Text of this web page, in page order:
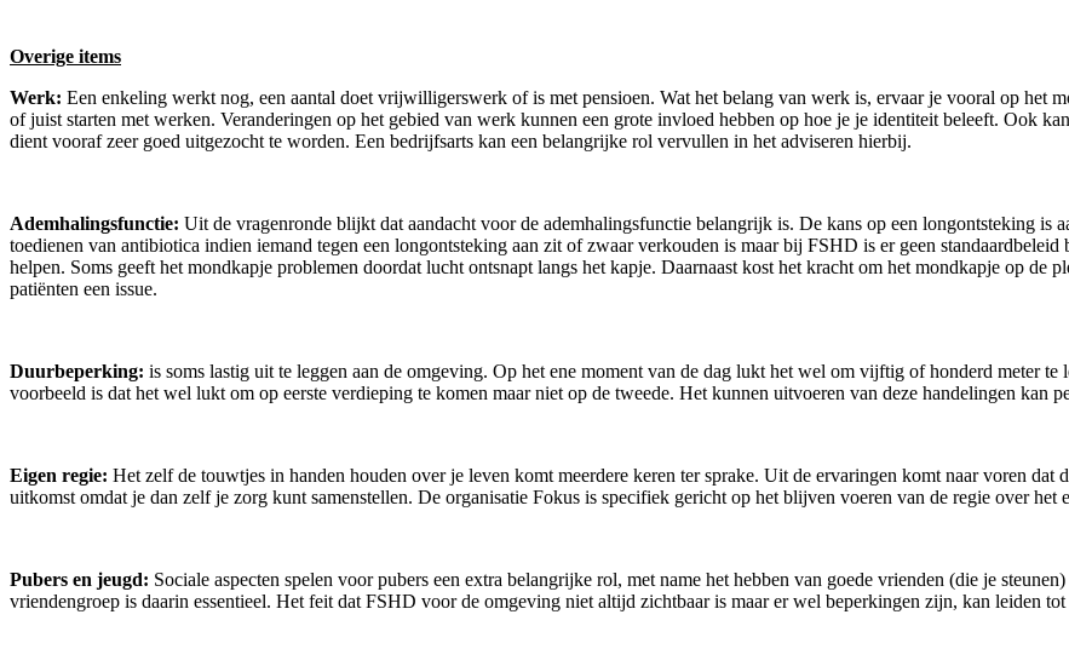
Overige items
Werk: Een enkeling werkt nog, een aantal doet vrijwilligerswerk of is met pensioen. Wat het belang van werk is, ervaar je vooral op het
of juist starten met werken. Veranderingen op het gebied van werk kunnen een grote invloed hebben op hoe je je identiteit beleeft. Ook
dient vooraf zeer goed uitgezocht te worden. Een bedrijfsarts kan een belangrijke rol vervullen in het adviseren hierbij.
Ademhalingsfunctie: Uit de vragenronde blijkt dat aandacht voor de ademhalingsfunctie belangrijk is. De kans op een longontsteking is
toedienen van antibiotica indien iemand tegen een longontsteking aan zit of zwaar verkouden is maar bij FSHD is er geen
helpen. Soms geeft het mondkapje problemen doordat lucht ontsnapt langs het kapje. Daarnaast kost het kracht om het mondkapje op de
patiënten een issue.
Duurbeperking: is soms lastig uit te leggen aan de omgeving. Op het ene moment van de dag lukt het wel om vijftig of honderd meter
voorbeeld is dat het wel lukt om op eerste verdieping te komen maar niet op de tweede. Het kunnen uitvoeren van deze handelingen kan
Eigen regie: Het zelf de touwtjes in handen houden over je leven komt meerdere keren ter sprake. Uit de ervaringen komt naar voren
uitkomst omdat je dan zelf je zorg kunt samenstellen. De organisatie Fokus is specifiek gericht op het blijven voeren van de regie over het
Pubers en jeugd: Sociale aspecten spelen voor pubers een extra belangrijke rol, met name het hebben van goede vrienden (die je
vriendengroep is daarin essentieel. Het feit dat FSHD voor de omgeving niet altijd zichtbaar is maar er wel beperkingen zijn, kan leiden tot